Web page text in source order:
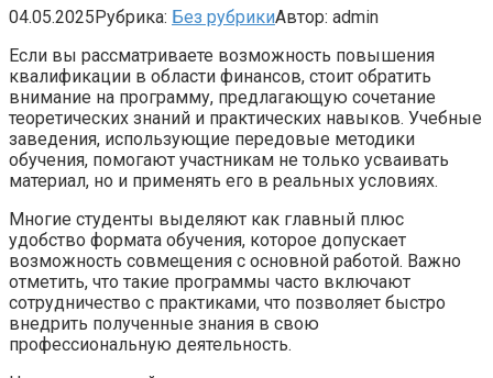
04.05.2025Рубрика: Без рубрикиАвтор: admin
Если вы рассматриваете возможность повышения
квалификации в области финансов, стоит обратить
внимание на программу, предлагающую сочетание
теоретических знаний и практических навыков. Учебные
заведения, использующие передовые методики
обучения, помогают участникам не только усваивать
материал, но и применять его в реальных условиях.
Многие студенты выделяют как главный плюс
удобство формата обучения, которое допускает
возможность совмещения с основной работой. Важно
отметить, что такие программы часто включают
сотрудничество с практиками, что позволяет быстро
внедрить полученные знания в свою
профессиональную деятельность.